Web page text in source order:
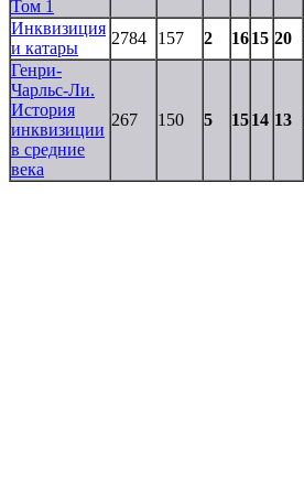
Том 1
Инквизиция
и катары
2784 157 2 1615 20
Генри-
Чарльс-Ли.
История
инквизиции
в средние
века
267 150 5 1514 13